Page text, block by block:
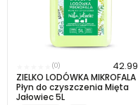
(0) 42.99
ZIELKO LODÓWKA MIKROFALA
Płyn do czyszczenia Mięta
Jałowiec 5L